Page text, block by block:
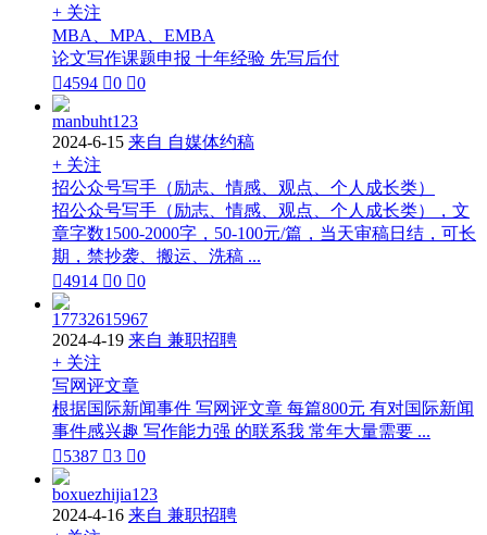
+ 关注
MBA、MPA、EMBA
论文写作课题申报 十年经验 先写后付
4594 0 0
manbuht123
2024-6-15 来自 自媒体约稿
+ 关注
招公众号写手（励志、情感、观点、个人成长类）
招公众号写手（励志、情感、观点、个人成长类），文
章字数1500-2000字，50-100元/篇，当天审稿日结，可长
期，禁抄袭、搬运、洗稿 ...
4914 0 0
17732615967
2024-4-19 来自 兼职招聘
+ 关注
写网评文章
根据国际新闻事件 写网评文章 每篇800元 有对国际新闻
事件感兴趣 写作能力强 的联系我 常年大量需要 ...
5387 3 0
boxuezhijia123
2024-4-16 来自 兼职招聘